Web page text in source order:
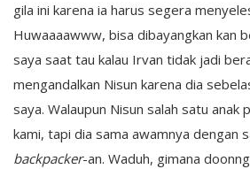
gila ini karena ia harus segera
Huwaaaawww, bisa dibayangkan kan
saya saat tau kalau Irvan tidak jadi
mengandalkan Nisun karena dia
saya. Walaupun Nisun salah satu anak
kami, tapi dia sama awamnya dengan
backpacker-an. Waduh, gimana